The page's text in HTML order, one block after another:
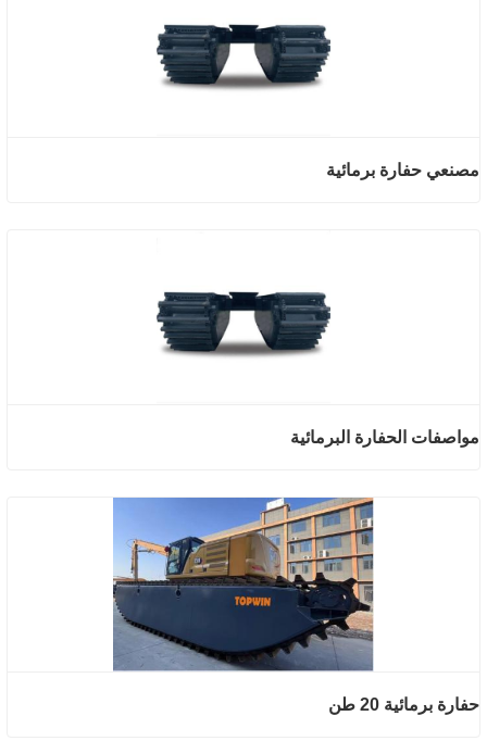
مصنعي حفارة برمائية
مواصفات الحفارة البرمائية
حفارة برمائية 20 طن